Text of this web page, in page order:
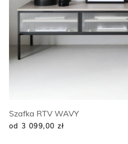
Szafka RTV WAVY
od 3 099,00 zł